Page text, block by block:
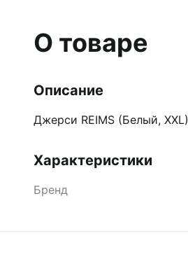
О товаре
Описание
Джерси REIMS (Белый, XXL)
Характеристики
Бренд